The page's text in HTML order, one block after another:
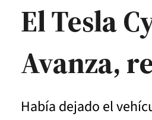
El Tesla
Avanza,
Había dejado el